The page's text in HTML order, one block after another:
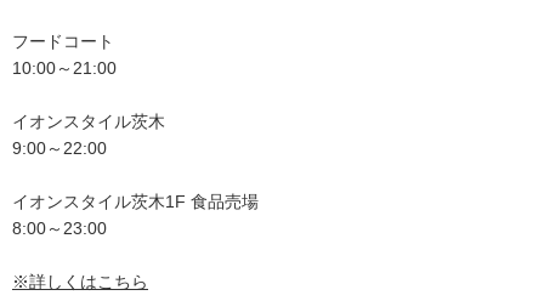
フードコート
10:00～21:00
イオンスタイル茨木
9:00～22:00
イオンスタイル茨木1F 食品売場
8:00～23:00
※詳しくはこちら